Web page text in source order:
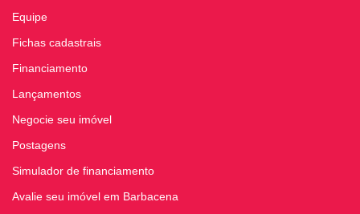
Equipe
Fichas cadastrais
Financiamento
Lançamentos
Negocie seu imóvel
Postagens
Simulador de financiamento
Avalie seu imóvel em Barbacena